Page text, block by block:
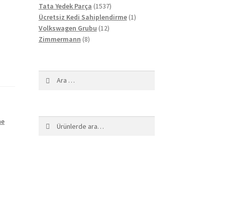
Tata Yedek Parça 15371537
ürün
Ücretsiz Kedi Sahiplendirme 11
Volkswagen Grubu 1212
Zimmermann 88